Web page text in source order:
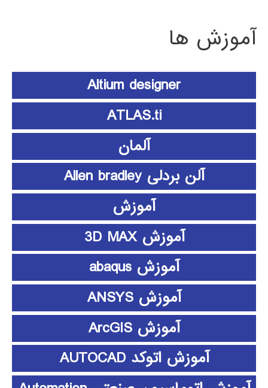
آموزش ها
Altium designer
ATLAS.ti
آلمان
آلن بردلی Allen bradley
آموزش
آموزش 3D MAX
آموزش abaqus
آموزش ANSYS
آموزش ArcGIS
آموزش اتوکد AUTOCAD